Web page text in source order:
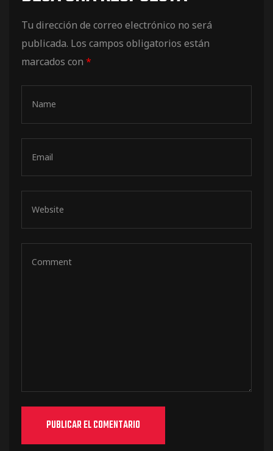
Tu dirección de correo electrónico no será
publicada. Los campos obligatorios están
marcados con *